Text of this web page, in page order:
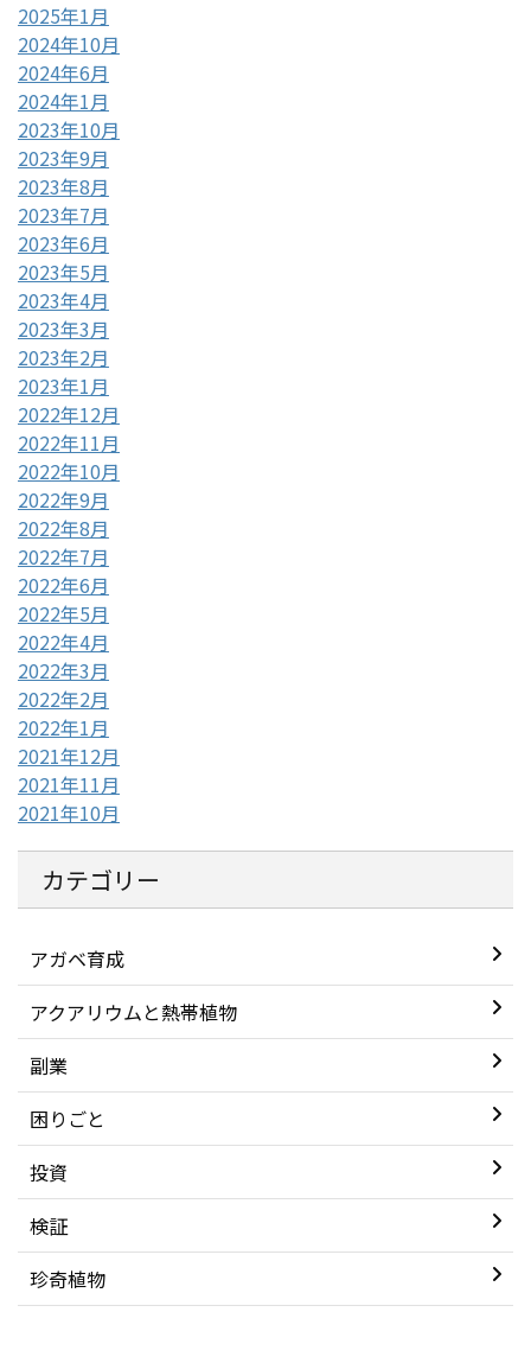
2025年1月
2024年10月
2024年6月
2024年1月
2023年10月
2023年9月
2023年8月
2023年7月
2023年6月
2023年5月
2023年4月
2023年3月
2023年2月
2023年1月
2022年12月
2022年11月
2022年10月
2022年9月
2022年8月
2022年7月
2022年6月
2022年5月
2022年4月
2022年3月
2022年2月
2022年1月
2021年12月
2021年11月
2021年10月
カテゴリー
アガベ育成
アクアリウムと熱帯植物
副業
困りごと
投資
検証
珍奇植物